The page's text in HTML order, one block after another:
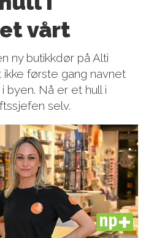
vårt
ny butikkdør på Alti
første gang navnet
byen. Nå er et hull i
selv.
PLUS